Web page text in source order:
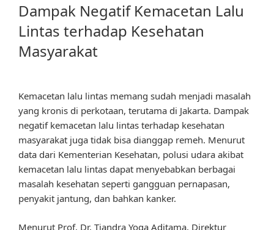
Dampak Negatif Kemacetan Lalu
Lintas terhadap Kesehatan
Masyarakat
Kemacetan lalu lintas memang sudah menjadi masalah
yang kronis di perkotaan, terutama di Jakarta. Dampak
negatif kemacetan lalu lintas terhadap kesehatan
masyarakat juga tidak bisa dianggap remeh. Menurut
data dari Kementerian Kesehatan, polusi udara akibat
kemacetan lalu lintas dapat menyebabkan berbagai
masalah kesehatan seperti gangguan pernapasan,
penyakit jantung, dan bahkan kanker.
Menurut Prof. Dr. Tjandra Yoga Aditama, Direktur